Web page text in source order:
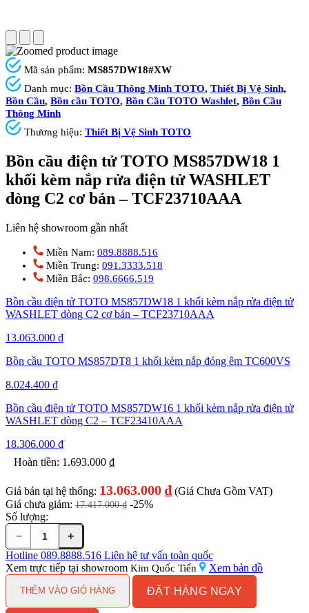
Mã sản phẩm: MS857DW18#XW
Danh mục: Bồn Cầu Thông Minh TOTO, Thiết Bị Vệ Sinh,
Bồn Cầu, Bồn cầu TOTO, Bồn Cầu TOTO Washlet, Bồn Cầu
Thông Minh
Thương hiệu: Thiết Bị Vệ Sinh TOTO
Bồn cầu điện tử TOTO MS857DW18 1
khối kèm nắp rửa điện tử WASHLET
dòng C2 cơ bản – TCF23710AAA
Liên hệ showroom gần nhất
Miền Nam: 089.8888.516
Miền Trung: 091.3333.518
Miền Bắc: 098.6666.519
Bồn cầu điện tử TOTO MS857DW18 1 khối kèm nắp rửa điện tử
WASHLET dòng C2 cơ bản – TCF23710AAA
13.063.000 ₫
Bồn cầu TOTO MS857DT8 1 khối kèm nắp đóng êm TC600VS
8.024.400 ₫
Bồn cầu điện tử TOTO MS857DW16 1 khối kèm nắp rửa điện tử
WASHLET dòng C2 – TCF23410AAA
18.306.000 ₫
Hoàn tiền: 1.693.000 ₫
Giá bán tại hệ thống: 13.063.000 ₫ (Giá Chưa Gồm VAT)
Giá chưa giảm: 17.417.000₫ -25%
Số lượng:
cầu
điện
tử
TOTO
MS857DW18
−
+
Hotline 089.8888.516 Liên hệ tư vấn toàn quốc
Xem trực tiếp tại showroom Kim Quốc Tiến Xem bản đồ
THÊM VÀO GIỎ HÀNG ĐẶT HÀNG NGAY